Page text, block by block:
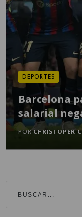
DEPORTES
Barcelona
salarial
PORCHRISTOPER